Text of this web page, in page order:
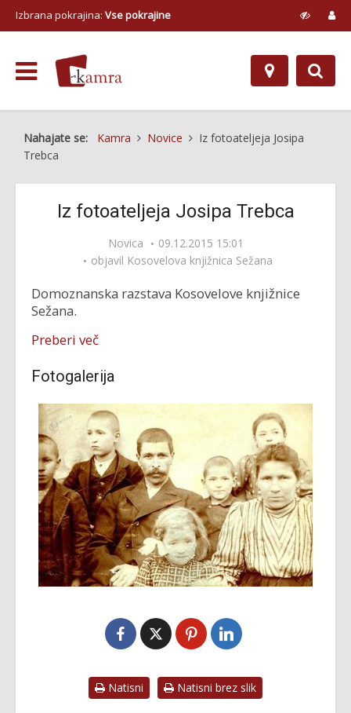
Izbrana pokrajina: Vse pokrajine
Nahajate se: Kamra Novice
Iz fotoateljeja Josipa
Trebca
Iz fotoateljeja Josipa Trebca
Novica
09.12.2015 15:01
objavil Kosovelova knjižnica Sežana
Domoznanska razstava Kosovelove knjižnice
Sežana.
Preberi več
Fotogalerija
Natisni Natisni brez slik